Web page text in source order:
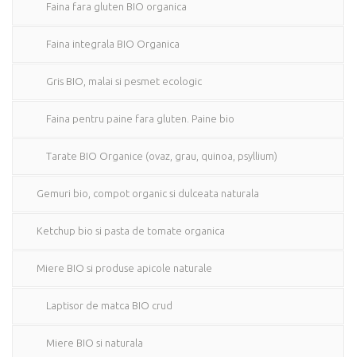
Faina fara gluten BIO organica
Faina integrala BIO Organica
Gris BIO, malai si pesmet ecologic
Faina pentru paine fara gluten. Paine bio
Tarate BIO Organice (ovaz, grau, quinoa, psyllium)
Gemuri bio, compot organic si dulceata naturala
Ketchup bio si pasta de tomate organica
Miere BIO si produse apicole naturale
Laptisor de matca BIO crud
Miere BIO si naturala